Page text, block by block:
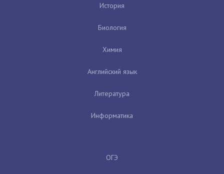
История
Биология
Химия
Английский язык
Литература
Информатика
ОГЭ